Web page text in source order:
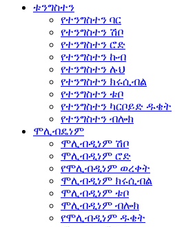
ቱንግስተን
የተንግስተን ባር
የተንግስተን ሽቦ
የተንግስተን ሮድ
የተንግስተን ኩብ
የተንግስተን ሉህ
የተንግስተን ክሩሲብል
የተንግስተን ቱቦ
የተንግስተን ካርቦይድ ዱቄት
የተንግስተን ብሎክ
ሞሊብዴነም
ሞሊብዲነም ሽቦ
ሞሊብዲነም ሮድ
የሞሊብዲነም ወረቀት
ሞሊብዲነም ክሩሲብል
ሞሊብዲነም ቱቦ
ሞሊብዲነም ብሎክ
የሞሊብዲነም ዱቄት